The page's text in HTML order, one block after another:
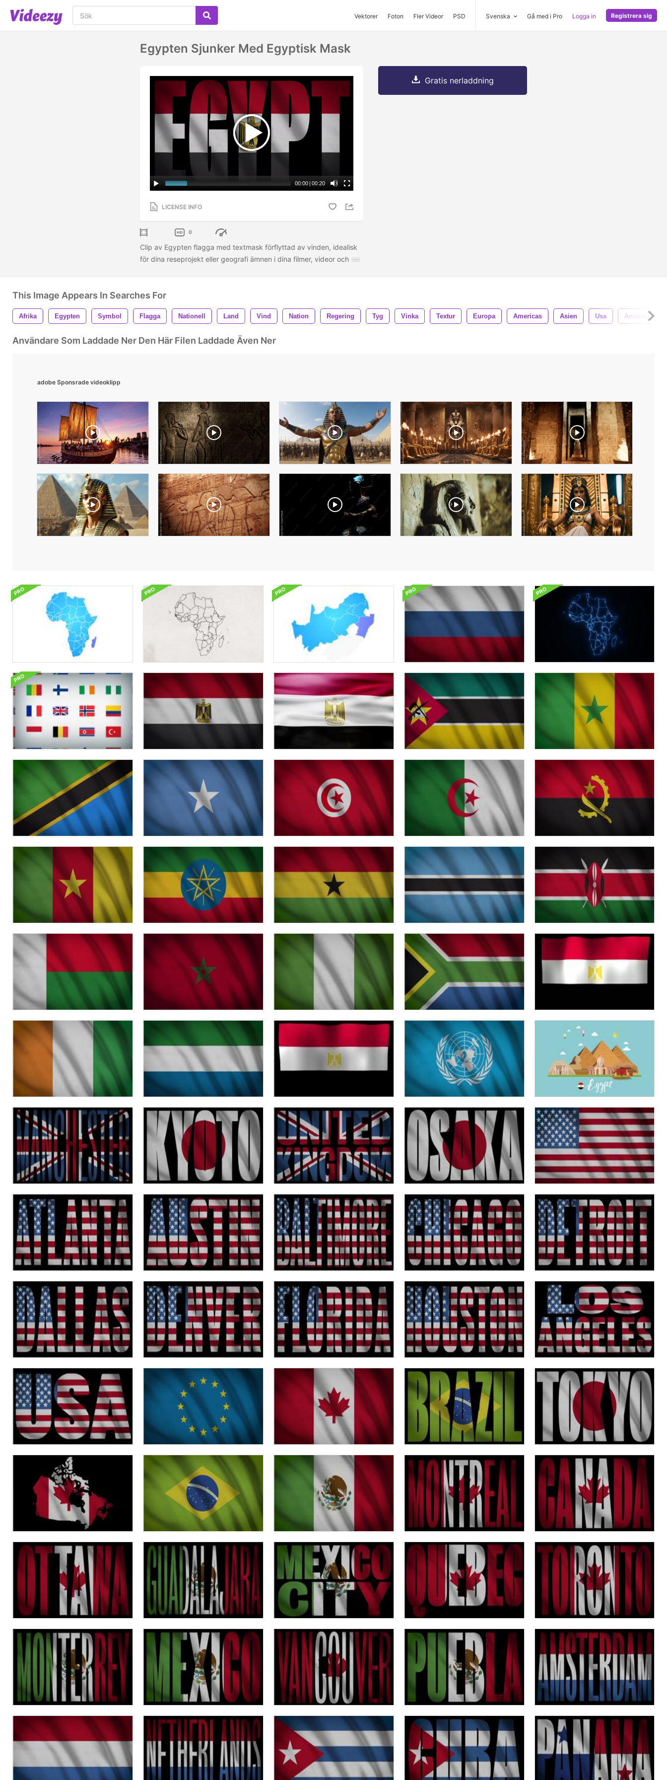
Vektorer Foton Fler Videor PSD Svenska Gå med i Pro Logga in Registrera sig
Egypten Sjunker Med Egyptisk Mask
00:00 | 00:20
LICENSE INFO
0
Clip av Egypten flagga med textmask förflyttad av vinden, idealisk
för dina reseprojekt eller geografi ämnen i dina filmer, videor och
Gratis nerladdning
This Image Appears In Searches For
Afrika Egypten Symbol Flagga Nationell Land Vind Nation Regering Tyg Vinka Textur Europa Americas Asien Usa Amerika
Användare Som Laddade Ner Den Här Filen Laddade Även Ner
adobe Sponsrade videoklipp